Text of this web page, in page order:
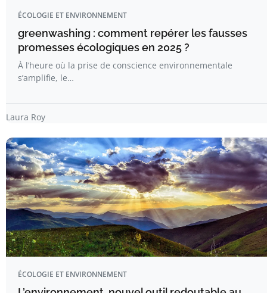
ÉCOLOGIE ET ENVIRONNEMENT
greenwashing : comment repérer les fausses
promesses écologiques en 2025 ?
À l’heure où la prise de conscience environnementale
s’amplifie, le…
Laura Roy
ÉCOLOGIE ET ENVIRONNEMENT